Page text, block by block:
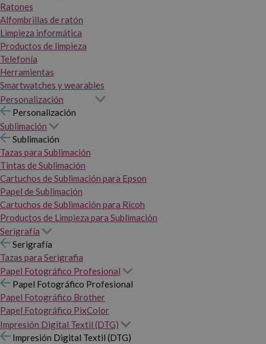
Ratones
Alfombrillas de ratón
Limpieza informática
Productos de limpieza
Telefonía
Herramientas
Smartwatches y wearables
Personalización
Personalización
Sublimación
Sublimación
Tazas para Sublimación
Tintas de Sublimación
Cartuchos de Sublimación para Epson
Papel de Sublimación
Cartuchos de Sublimación para Ricoh
Productos de Limpieza para Sublimación
Serigrafía
Serigrafía
Tazas para Serigrafia
Papel Fotográfico Profesional
Papel Fotográfico Profesional
Papel Fotográfico Brother
Papel Fotográfico PixColor
Impresión Digital Textil (DTG)
Impresión Digital Textil (DTG)